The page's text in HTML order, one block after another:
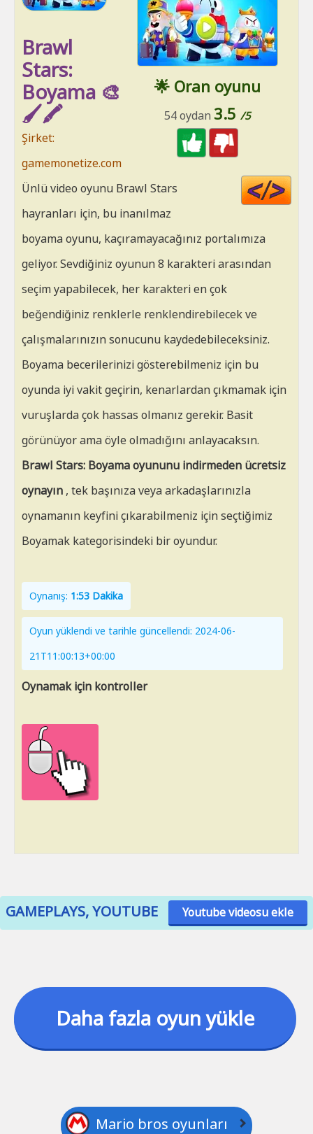
🌟 Oran oyunu
54 oydan 3.5 /5
Brawl
Stars:
Boyama 🎨
🖌️🖍️
Şirket:
gamemonetize.com
Ünlü video oyunu Brawl Stars
hayranları için, bu inanılmaz
boyama oyunu, kaçıramayacağınız portalımıza
geliyor. Sevdiğiniz oyunun 8 karakteri arasından
seçim yapabilecek, her karakteri en çok
beğendiğiniz renklerle renklendirebilecek ve
çalışmalarınızın sonucunu kaydedebileceksiniz.
Boyama becerilerinizi gösterebilmeniz için bu
oyunda iyi vakit geçirin, kenarlardan çıkmamak için
vuruşlarda çok hassas olmanız gerekir. Basit
görünüyor ama öyle olmadığını anlayacaksın.
Brawl Stars: Boyama oyununu indirmeden ücretsiz
oynayın , tek başınıza veya arkadaşlarınızla
oynamanın keyfini çıkarabilmeniz için seçtiğimiz
Boyamak kategorisindeki bir oyundur.
Oynanış: 1:53 Dakika
Oyun yüklendi ve tarihle güncellendi: 2024-06-
21T11:00:13+00:00
Oynamak için kontroller
GAMEPLAYS, YOUTUBE Youtube videosu ekle
Daha fazla oyun yükle
Mario bros oyunları